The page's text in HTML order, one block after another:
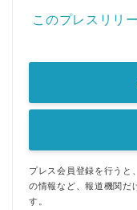
このプレスリリ
プレス会員登録を行うと
の情報など、報道機関だ
す。